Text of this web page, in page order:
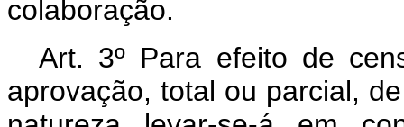
colaboração.
Art. 3º Para efeito de
aprovação, total ou parcial,